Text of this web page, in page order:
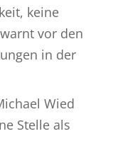
keine
vor den
in der
Wied
Stelle als